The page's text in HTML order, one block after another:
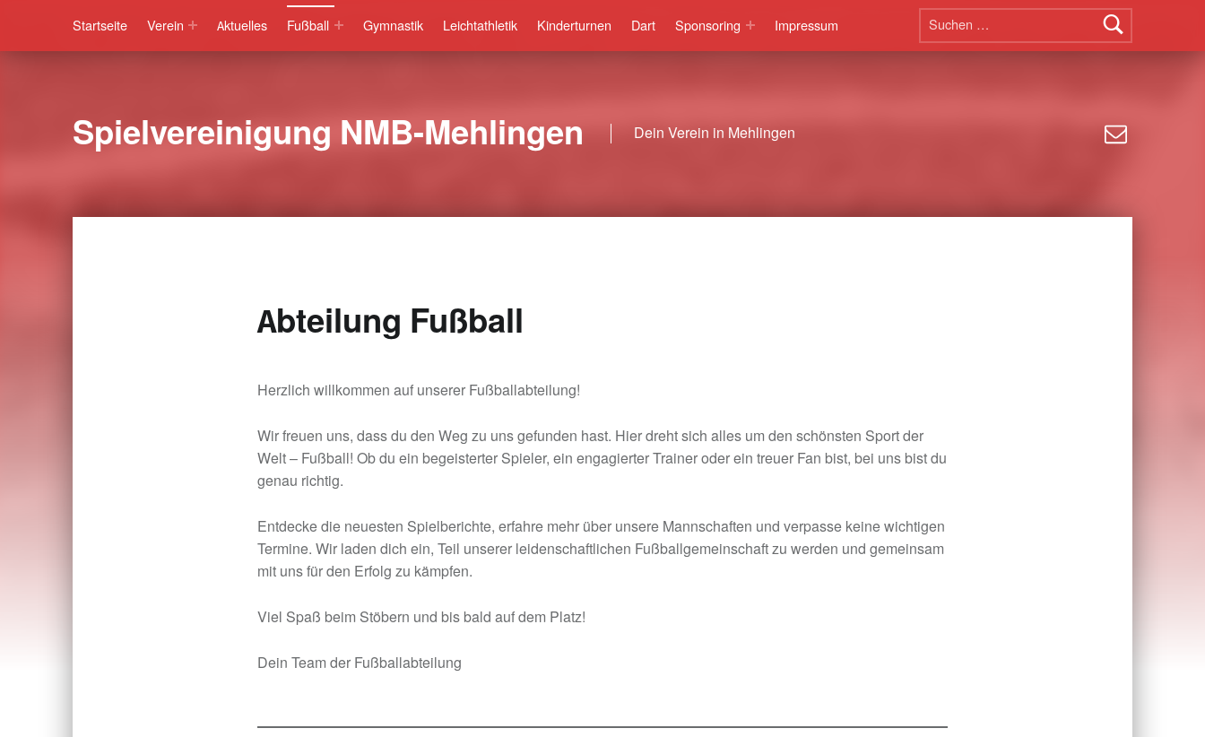
Suchen nach:
Startseite
Verein Aktuelles Fußball Gymnastik Leichtathletik Kinderturnen Dart Sponsoring Impressum
Spielvereinigung NMB-Mehlingen Dein Verein in Mehlingen
Abteilung Fußball
Herzlich willkommen auf unserer Fußballabteilung!
Wir freuen uns, dass du den Weg zu uns gefunden hast. Hier dreht sich alles um den schönsten Sport der
Welt – Fußball! Ob du ein begeisterter Spieler, ein engagierter Trainer oder ein treuer Fan bist, bei uns bist du
genau richtig.
Entdecke die neuesten Spielberichte, erfahre mehr über unsere Mannschaften und verpasse keine wichtigen
Termine. Wir laden dich ein, Teil unserer leidenschaftlichen Fußballgemeinschaft zu werden und gemeinsam
mit uns für den Erfolg zu kämpfen.
Viel Spaß beim Stöbern und bis bald auf dem Platz!
Dein Team der Fußballabteilung